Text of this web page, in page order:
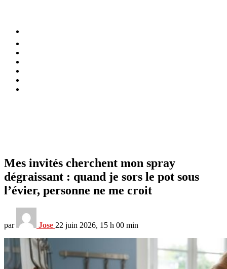
Mes invités cherchent mon spray
dégraissant : quand je sors le pot sous
l’évier, personne ne me croit
par Jose 22 juin 2026, 15 h 00 min